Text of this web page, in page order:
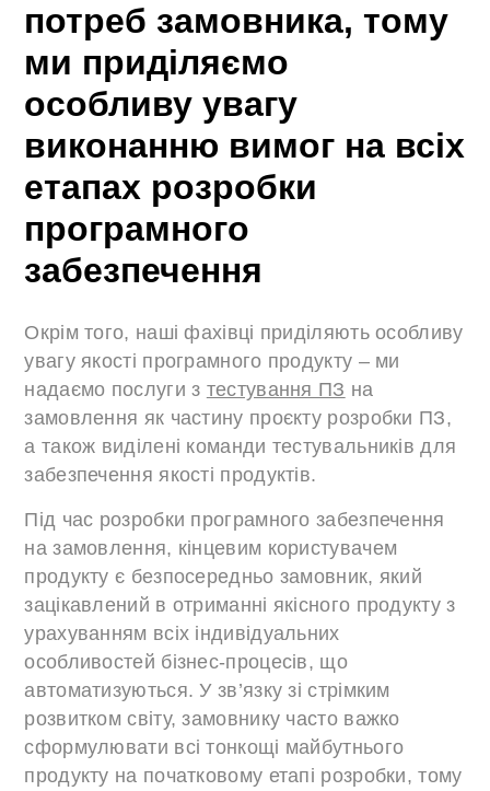
потреб замовника, тому
ми приділяємо
особливу увагу
виконанню вимог на всіх
етапах розробки
програмного
забезпечення
Окрім того, наші фахівці приділяють особливу
увагу якості програмного продукту – ми
надаємо послуги з тестування ПЗ на
замовлення як частину проєкту розробки ПЗ,
а також виділені команди тестувальників для
забезпечення якості продуктів.
Під час розробки програмного забезпечення
на замовлення, кінцевим користувачем
продукту є безпосередньо замовник, який
зацікавлений в отриманні якісного продукту з
урахуванням всіх індивідуальних
особливостей бізнес-процесів, що
автоматизуються. У зв’язку зі стрімким
розвитком світу, замовнику часто важко
сформулювати всі тонкощі майбутнього
продукту на початковому етапі розробки, тому